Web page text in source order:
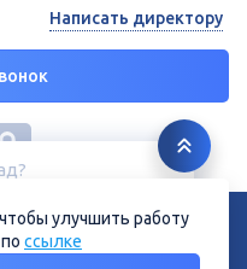
Да
Написать директору
файлов cookie
улучшить работу
ссылке